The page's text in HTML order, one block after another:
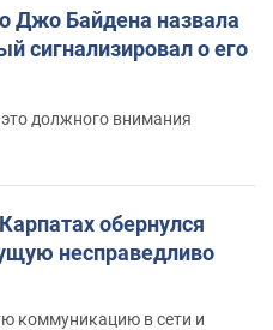
Джо Байдена назвала
сигнализировал о его
должного внимания
обернулся
несправедливо
коммуникацию в сети и